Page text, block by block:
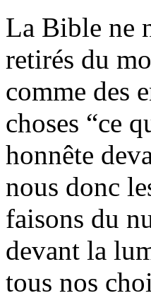
La Bible ne
retirés du
comme des
choses “ce
honnête
nous donc
faisons du
devant la
tous nos